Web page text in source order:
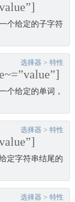
个给定的子字符
选择器 > 特性
个给定的单词，
选择器 > 特性
定字符串结尾的
选择器 > 特性